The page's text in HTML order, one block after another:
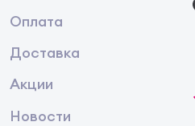
Оплата
Доставка
Акции
Новости